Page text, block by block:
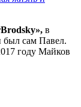
в
был сам Павел.
году Майков